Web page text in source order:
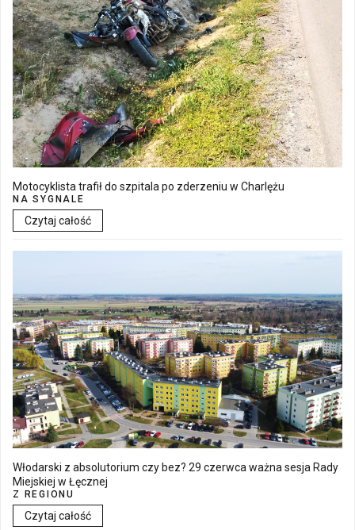
Motocyklista trafił do szpitala po zderzeniu w Charlężu
NA SYGNALE
Czytaj całość
Włodarski z absolutorium czy bez? 29 czerwca ważna sesja Rady
Miejskiej w Łęcznej
Z REGIONU
Czytaj całość